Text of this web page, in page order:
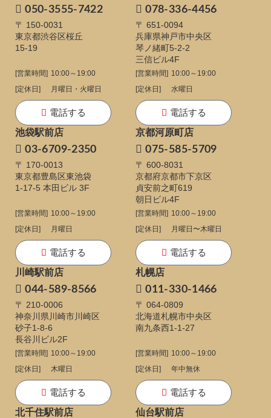
050-3555-7422
〒 150-0031
東京都渋谷区桜丘
15-19
[営業時間] 10:00～19:00
[定休日]
月曜日・火曜日
電話する
078-336-4456
〒 651-0094
兵庫県神戸市中央区
琴ノ緒町5-2-2
三信ビル4F
[営業時間] 10:00～19:00
[定休日]
水曜日
電話する
池袋駅前店
03-6709-2350
〒 170-0013
東京都豊島区東池袋
1-17-5 本田ビル 3F
[営業時間] 10:00～19:00
[定休日]
月曜日
電話する
京都河原町店
075-585-5709
〒 600-8031
京都府京都市下京区
貞安前之町619
朝日ビル4F
[営業時間] 10:00～19:00
[定休日]
月曜日〜木曜日
電話する
川崎駅前店
044-589-8566
〒 210-0006
神奈川県川崎市川崎区
砂子1-8-6
長谷川ビル2F
[営業時間] 10:00～19:00
[定休日]
木曜日
電話する
札幌店
011-330-1466
〒 064-0809
北海道札幌市中央区
南九条西1-1-27
[営業時間] 10:00～19:00
[定休日]
年中無休
電話する
北千住駅前店
仙台駅前店